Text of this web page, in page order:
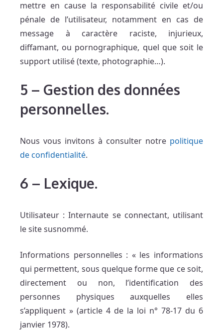
mettre en cause la responsabilité civile et/ou
pénale de l’utilisateur, notamment en cas de
message à caractère raciste, injurieux,
diffamant, ou pornographique, quel que soit le
support utilisé (texte, photographie…).
5 – Gestion des données
personnelles.
Nous vous invitons à consulter notre politique
de confidentialité.
6 – Lexique.
Utilisateur : Internaute se connectant, utilisant
le site susnommé.
Informations personnelles : « les informations
qui permettent, sous quelque forme que ce soit,
directement ou non, l’identification des
personnes physiques auxquelles elles
s’appliquent » (article 4 de la loi n° 78-17 du 6
janvier 1978).